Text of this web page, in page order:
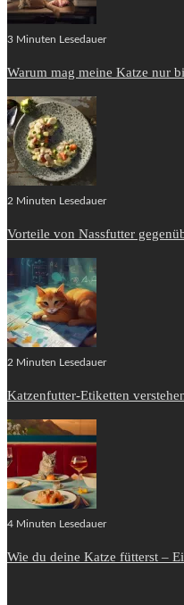
3 Minuten Lesedauer
Warum mag meine Katze nur
2 Minuten Lesedauer
Vorteile von Nassfutter
2 Minuten Lesedauer
Katzenfutter-Etiketten
4 Minuten Lesedauer
Wie du deine Katze fütterst –